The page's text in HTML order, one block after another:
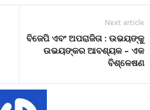
Next article
ବିଜେପି ଏବଂ ଅପରାଜିତା : ଉଭୟଙ୍କୁ
ଉଭୟଙ୍କର ଆବଶ୍ୟକ – ଏକ
ବିଶ୍ଳେଷଣ